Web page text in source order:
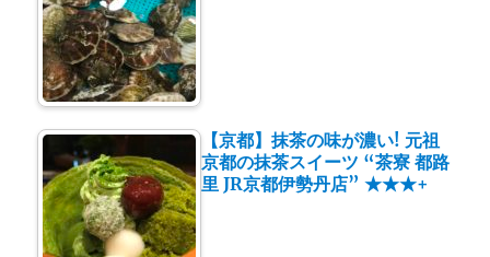
【京都】抹茶の味が濃い! 元祖
京都の抹茶スイーツ “茶寮 都路
里 JR京都伊勢丹店” ★★★+